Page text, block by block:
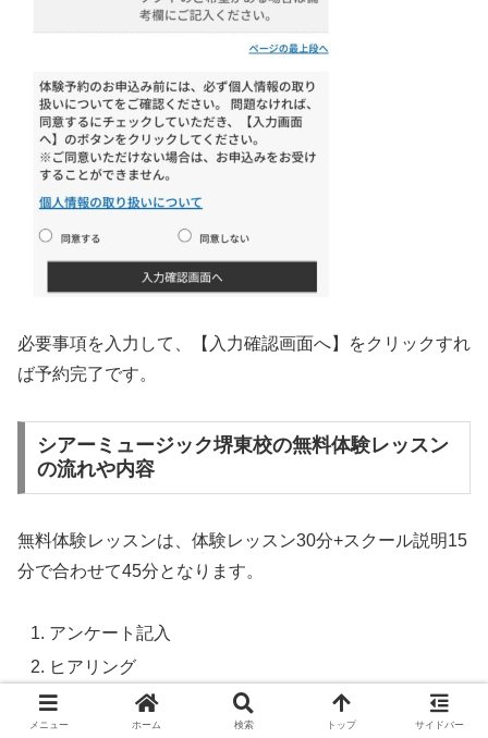
必要事項を入力して、【入力確認画面へ】をクリックすれ
ば予約完了です。
シアーミュージック堺東校の無料体験レッスン
の流れや内容
無料体験レッスンは、体験レッスン30分+スクール説明15
分で合わせて45分となります。
アンケート記入
ヒアリング
体験レッスン
メニュー ホーム 検索 トップ サイドバー